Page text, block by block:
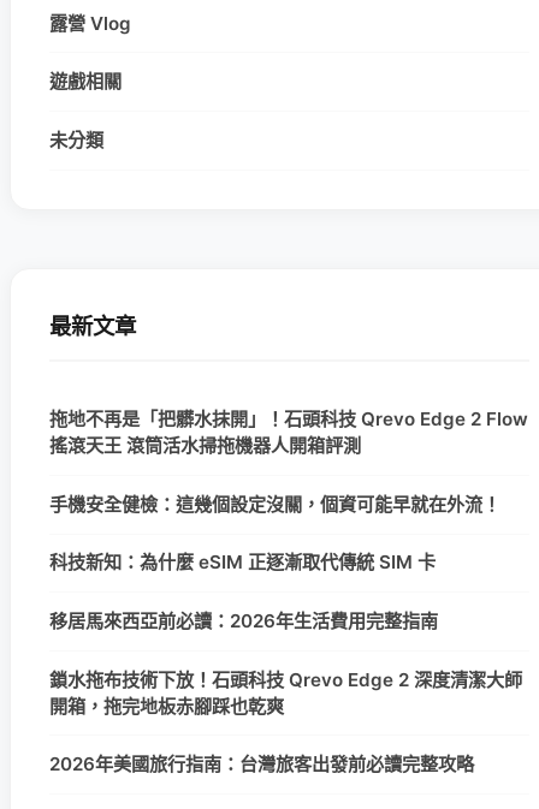
露營 Vlog
遊戲相關
未分類
最新文章
拖地不再是「把髒水抹開」！石頭科技 Qrevo Edge 2 Flow
搖滾天王 滾筒活水掃拖機器人開箱評測
手機安全健檢：這幾個設定沒關，個資可能早就在外流！
科技新知：為什麼 eSIM 正逐漸取代傳統 SIM 卡
移居馬來西亞前必讀：2026年生活費用完整指南
鎖水拖布技術下放！石頭科技 Qrevo Edge 2 深度清潔大師
開箱，拖完地板赤腳踩也乾爽
2026年美國旅行指南：台灣旅客出發前必讀完整攻略